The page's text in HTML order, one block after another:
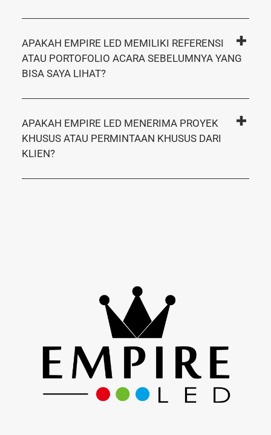
APAKAH EMPIRE LED MEMILIKI REFERENSI
ATAU PORTOFOLIO ACARA SEBELUMNYA YANG
BISA SAYA LIHAT?
APAKAH EMPIRE LED MENERIMA PROYEK
KHUSUS ATAU PERMINTAAN KHUSUS DARI
KLIEN?